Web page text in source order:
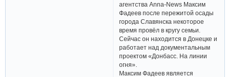
агентства Anna-News Максим
Фадеев после пережитой осады
города Славянска некоторое
время провёл в кругу семьи.
Сейчас он находится в Донецке и
работает над документальным
проектом «Донбасс. На линии
огня».
Максим Фадеев является